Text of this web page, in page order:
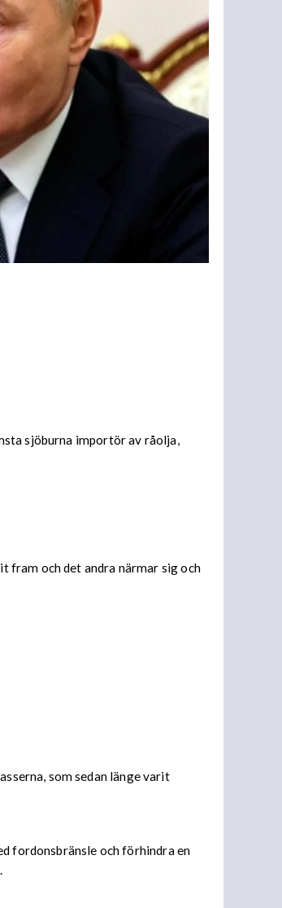
sjöburna importör av råolja,
fram och det andra närmar sig och
som sedan länge varit
fordonsbränsle och förhindra en